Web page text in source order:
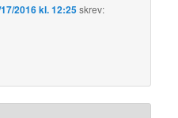
2016 kl. 12:25skrev: